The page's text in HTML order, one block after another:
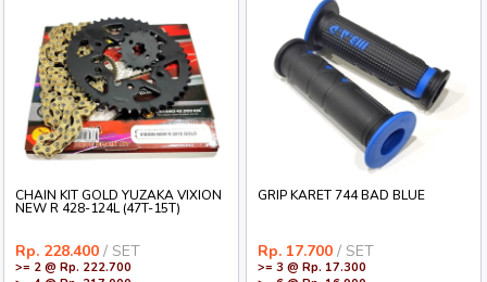
CHAIN KIT GOLD YUZAKA VIXION
NEW R 428-124L (47T-15T)
Rp. 228.400 / SET
>= 2 @ Rp. 222.700
GRIP KARET 744 BAD BLUE
Rp. 17.700 / SET
>= 3 @ Rp. 17.300